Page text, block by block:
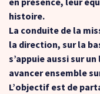
histoire.
La conduite de la
la direction, sur la
s’appuie aussi sur
avancer ensemble
L’objectif est de